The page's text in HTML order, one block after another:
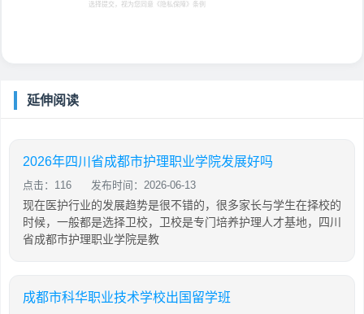
选择提交，视为您同意 《隐私保障》 条例
延伸阅读
2026年四川省成都市护理职业学院发展好吗
点击：116 发布时间：2026-06-13
现在医护行业的发展趋势是很不错的，很多家长与学生在择校的
时候，一般都是选择卫校，卫校是专门培养护理人才基地，四川
省成都市护理职业学院是教
成都市科华职业技术学校出国留学班